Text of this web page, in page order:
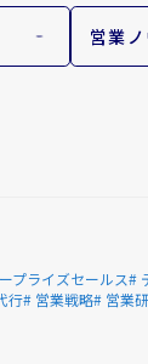
営業
プライズセールス#
行# 営業戦略# 営業